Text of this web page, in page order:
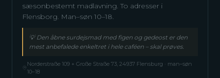
sæsonbestemt madlavning. To adresser i
Flensborg. Man–søn 10–18.
💡Den åbne surdejsmad med figen og gedeost er den
mest anbefalede enkeltret i hele caféen – skal prøves.
Norderstraße 109 + Große Straße 73, 24937 Flensburg · man–søn
10–18